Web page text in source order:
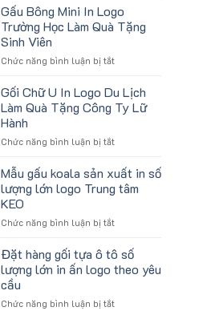
lớn
logo
gối
cổ
theo
yêu
cầu
ATVNCG2026
Gấu Bông Mini In Logo
Trường Học Làm Quà Tặng
Sinh Viên
Chức năng bình luận bị tắtở
Bông
Mini
In
Trường
Làm
Quà
Tặng
Viên
Gối Chữ U In Logo Du Lịch
Làm Quà Tặng Công Ty Lữ
Hành
Chức năng bình luận bị tắtở
Chữ
U
In
Du
Làm
Quà
Tặng
Ty
Mẫu gấu koala sản xuất in số
lượng lớn logo Trung tâm
KEO
Chức năng bình luận bị tắtở
gấu
koala
sản
in
Đặt hàng gối tựa ô tô số
lượng lớn in ấn logo theo yêu
cầu
Chức năng bình luận bị tắtở